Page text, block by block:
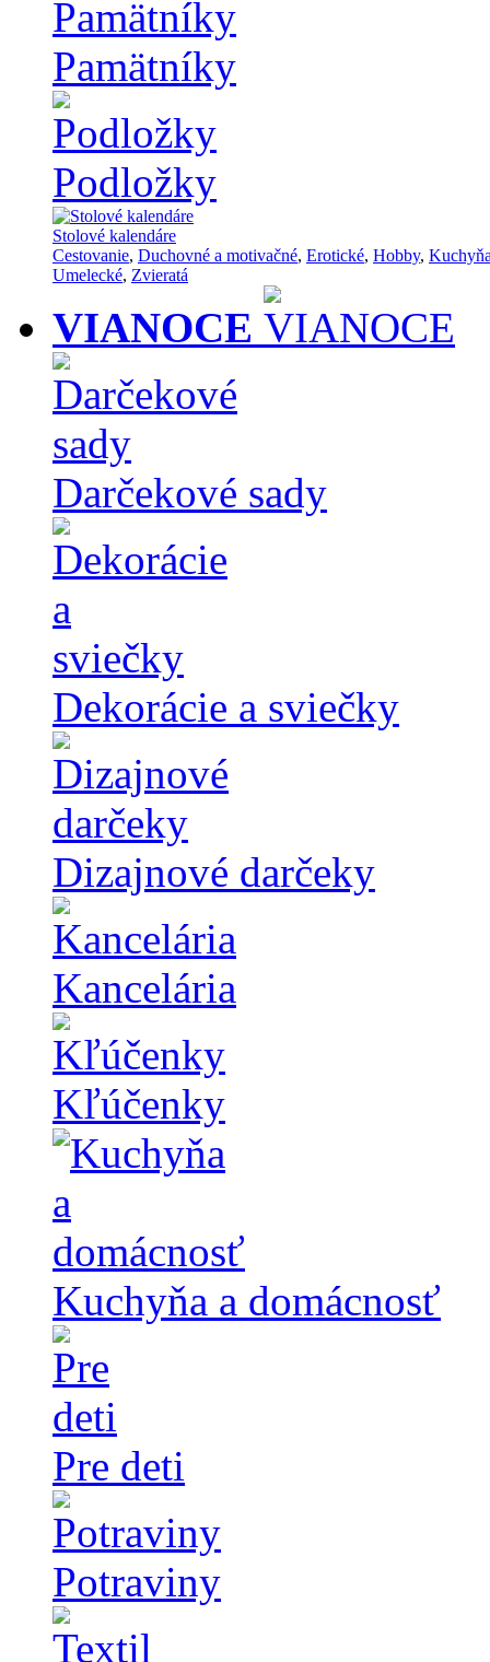
Pamätníky
Podložky
Stolové kalendáre
Cestovanie, Duchovné a motivačné, Erotické, Hobby,
Umelecké, Zvieratá
VIANOCE
Darčekové sady
Dekorácie a sviečky
Dizajnové darčeky
Kancelária
Kľúčenky
Kuchyňa a domácnosť
Pre deti
Potraviny